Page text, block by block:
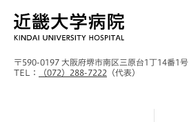
〒590-0197 大阪府堺市南区三原台1丁14番1号
TEL：
（072）288-7222 （代表）